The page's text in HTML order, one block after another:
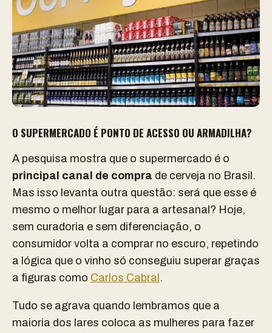
O SUPERMERCADO É PONTO DE ACESSO OU ARMADILHA?
A pesquisa mostra que o supermercado é o
principal canal de compra de cerveja no Brasil.
Mas isso levanta outra questão: será que esse é
mesmo o melhor lugar para a artesanal? Hoje,
sem curadoria e sem diferenciação, o
consumidor volta a comprar no escuro, repetindo
a lógica que o vinho só conseguiu superar graças
a figuras como Carlos Cabral .
Tudo se agrava quando lembramos que a
maioria dos lares coloca as mulheres para fazer